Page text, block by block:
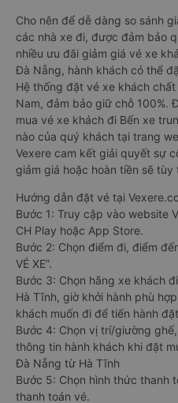
Cho nên để dễ dàng so sánh
các nhà xe đi, được đảm bảo
nhiều ưu đãi giảm giá vé xe
Đà Nẵng, hành khách có thể
Hệ thống đặt vé xe khách
Nam, đảm bảo giữ chỗ 100%.
mua vé xe khách đi Bến xe
nào của quý khách tại trang
Vexere cam kết giải quyết sự
giảm giá hoặc hoàn tiền sẽ
Hướng dẫn đặt vé tại
Bước 1: Truy cập vào website
CH Play hoặc App Store.
Bước 2: Chọn điểm đi, điểm
VÉ XE”.
Bước 3: Chọn hãng xe khách
Hà Tĩnh, giờ khởi hành phù
khách muốn đi để tiến hành
Bước 4: Chọn vị trí/giường
thông tin hành khách khi đặt
Đà Nẵng từ Hà Tĩnh
Bước 5: Chọn hình thức thanh
thanh toán vé.